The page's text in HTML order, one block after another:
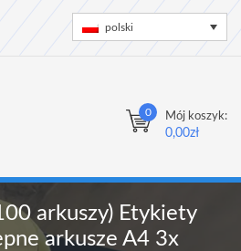
polski
0 Mój koszyk:
0,00zł
arkuszy) Etykiety
arkusze A4 3x